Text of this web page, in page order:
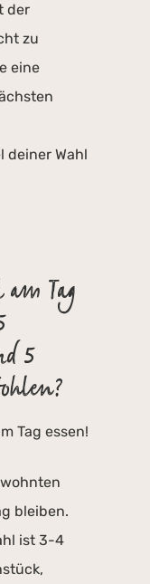
der
zu
eine
deiner Wahl
Tag
5
Tag essen!
bleiben.
ist 3-4